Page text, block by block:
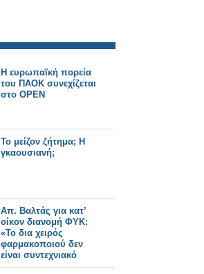
Η ευρωπαϊκή πορεία
του ΠΑΟΚ συνεχίζεται
στο OPEN
Το μείζον ζήτημα; Η
γκαουσιανή;
Απ. Βαλτάς για κατ’
οίκον διανομή ΦΥΚ:
«To δια χειρός
φαρμακοποιού δεν
είναι συντεχνιακό
ζήτημα» (video)